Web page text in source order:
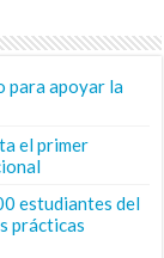
para apoyar la
el primer
estudiantes del
prácticas